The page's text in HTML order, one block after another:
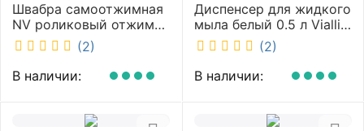
Швабра самоотжимная
NV роликовый отжим
насадка PVA 27 см
телескопическая
рукоятка 70-125 см NV-
SM2712
(2)
В наличии:
Диспенсер для жидкого
мыла белый 0.5 л Vialli
S2
(2)
В наличии: